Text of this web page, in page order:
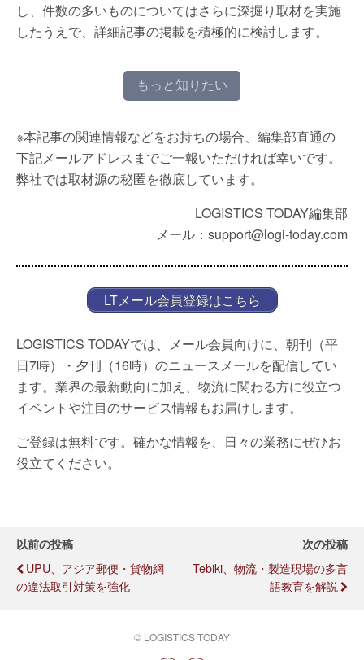
し、件数の多いものについてはさらに深掘り取材を実施
したうえで、詳細記事の掲載を積極的に検討します。
もっと知りたい
※本記事の関連情報などをお持ちの場合、編集部直通の
下記メールアドレスまでご一報いただければ幸いです。
弊社では取材源の秘匿を徹底しています。
LOGISTICS TODAY編集部
メール：support@logi-today.com
LTメール会員登録はこちら
LOGISTICS TODAYでは、メール会員向けに、朝刊（平
日7時）・夕刊（16時）のニュースメールを配信してい
ます。業界の最新動向に加え、物流に関わる方に役立つ
イベントや注目のサービス情報もお届けします。
ご登録は無料です。確かな情報を、日々の業務にぜひお
役立てください。
以前の投稿
UPU、アジア郵便・貨物網
の違法取引対策を強化
次の投稿
Tebiki、物流・製造現場の多言
語教育を解説
© LOGISTICS TODAY